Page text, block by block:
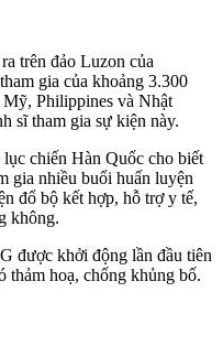
trên đảo Luzon của
gia của khoảng 3.300
Philippines và Nhật
sĩ tham gia sự kiện này.
chiến Hàn Quốc cho biết
gia nhiều buổi huấn luyện
đổ bộ kết hợp, hỗ trợ y tế,
không.
được khởi động lần đầu tiên
thảm hoạ, chống khủ‌ng b‌ố.